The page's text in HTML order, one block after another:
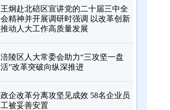
王炯赴北碚区宣讲党的二十届三中全
会精神并开展调研时强调 以改革创新
推动人大工作高质量发展
涪陵区人大常委会助力“三攻坚一盘
活”改革突破向纵深推进
政企改革分离攻坚见成效 58名企业员
工被妥善安置